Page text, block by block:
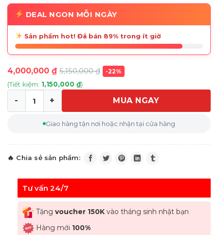
DEAL NGON MỖI NGÀY
Sản phẩm hot! Đã bán 89% trong ít giờ
4,000,000 ₫ 5,150,000₫ -22%
(Tiết kiệm: 1,150,000 ₫)
Loa Marshall Emberton số lượng
MUA NGAY
Giao hàng tận nơi hoặc nhận tại cửa hàng
Tư vấn 24/7
Tặng voucher 150Kvào tháng sinh nhật bạn
Hàng mới 100%